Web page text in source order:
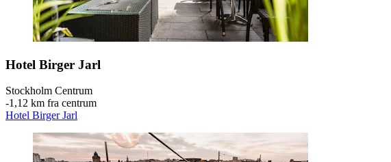
Hotel Birger Jarl
Stockholm Centrum
‐1,12 km fra centrum
Hotel Birger Jarl